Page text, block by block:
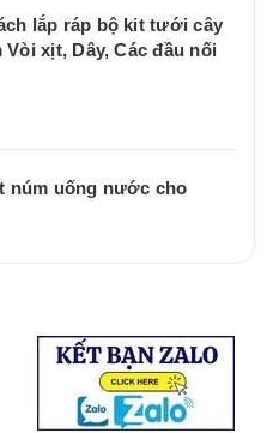
lắp ráp bộ kit tưới cây
xịt, Dây, Các đầu nối
núm uống nước cho